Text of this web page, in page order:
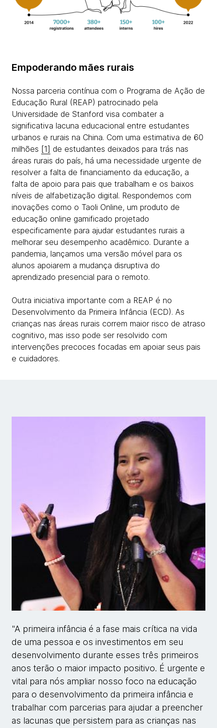
Empoderando mães rurais
Nossa parceria contínua com o Programa de Ação de
Educação Rural (REAP) patrocinado pela
Universidade de Stanford visa combater a
significativa lacuna educacional entre estudantes
urbanos e rurais na China. Com uma estimativa de 60
milhões [1] de estudantes deixados para trás nas
áreas rurais do país, há uma necessidade urgente de
resolver a falta de financiamento da educação, a
falta de apoio para pais que trabalham e os baixos
níveis de alfabetização digital. Respondemos com
inovações como o Taoli Online, um produto de
educação online gamificado projetado
especificamente para ajudar estudantes rurais a
melhorar seu desempenho acadêmico. Durante a
pandemia, lançamos uma versão móvel para os
alunos apoiarem a mudança disruptiva do
aprendizado presencial para o remoto.
Outra iniciativa importante com a REAP é no
Desenvolvimento da Primeira Infância (ECD). As
crianças nas áreas rurais correm maior risco de atraso
cognitivo, mas isso pode ser resolvido com
intervenções precoces focadas em apoiar seus pais
e cuidadores.
"A primeira infância é a fase mais crítica na vida
de uma pessoa e os investimentos em seu
desenvolvimento durante esses três primeiros
anos terão o maior impacto positivo. É urgente e
vital para nós ampliar nosso foco na educação
para o desenvolvimento da primeira infância e
trabalhar com parcerias para ajudar a preencher
as lacunas que persistem para as crianças nas